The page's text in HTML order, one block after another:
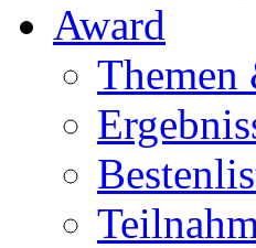
Award
Themen